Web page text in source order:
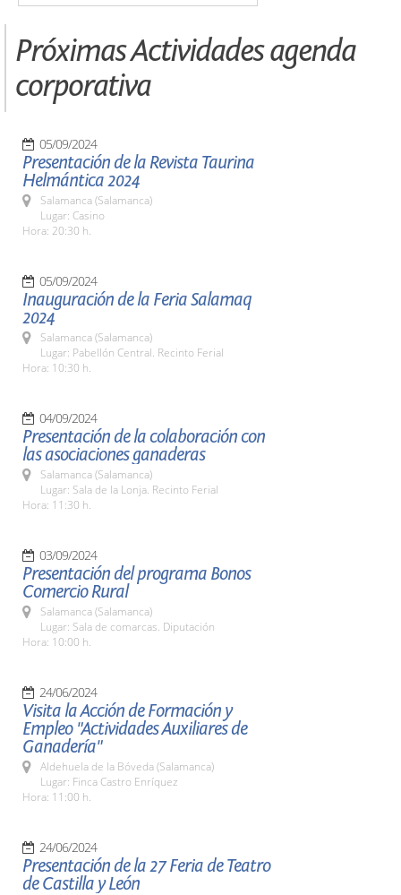
Próximas Actividades agenda
corporativa
05/09/2024
Presentación de la Revista Taurina
Helmántica 2024
Salamanca (Salamanca)
Lugar: Casino
Hora: 20:30 h.
05/09/2024
Inauguración de la Feria Salamaq
2024
Salamanca (Salamanca)
Lugar: Pabellón Central. Recinto Ferial
Hora: 10:30 h.
04/09/2024
Presentación de la colaboración con
las asociaciones ganaderas
Salamanca (Salamanca)
Lugar: Sala de la Lonja. Recinto Ferial
Hora: 11:30 h.
03/09/2024
Presentación del programa Bonos
Comercio Rural
Salamanca (Salamanca)
Lugar: Sala de comarcas. Diputación
Hora: 10:00 h.
24/06/2024
Visita la Acción de Formación y
Empleo "Actividades Auxiliares de
Ganadería"
Aldehuela de la Bóveda (Salamanca)
Lugar: Finca Castro Enríquez
Hora: 11:00 h.
24/06/2024
Presentación de la 27 Feria de Teatro
de Castilla y León